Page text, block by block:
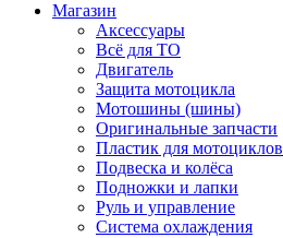
Магазин
Аксессуары
Всё для ТО
Двигатель
Защита мотоцикла
Мотошины (шины)
Оригинальные запчасти
Пластик для мотоциклов
Подвеска и колёса
Подножки и лапки
Руль и управление
Система охлаждения